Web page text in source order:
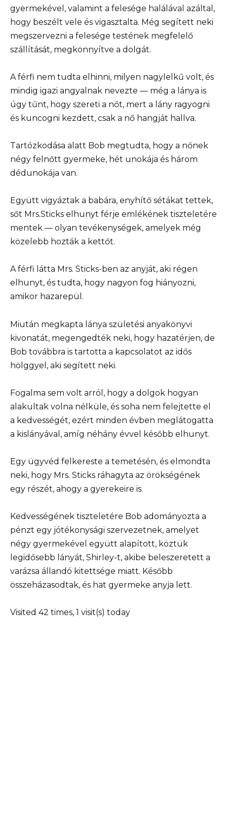
gyermekével, valamint a felesége halálával azáltal,
hogy beszélt vele és vigasztalta. Még segített neki
megszervezni a felesége testének megfelelő
szállítását, megkönnyítve a dolgát.
A férfi nem tudta elhinni, milyen nagylelkű volt, és
mindig igazi angyalnak nevezte — még a lánya is
úgy tűnt, hogy szereti a nőt, mert a lány ragyogni
és kuncogni kezdett, csak a nő hangját hallva.
Tartózkodása alatt Bob megtudta, hogy a nőnek
négy felnőtt gyermeke, hét unokája és három
dédunokája van.
Együtt vigyáztak a babára, enyhítő sétákat tettek,
sőt Mrs.Sticks elhunyt férje emlékének tiszteletére
mentek — olyan tevékenységek, amelyek még
közelebb hozták a kettőt.
A férfi látta Mrs. Sticks-ben az anyját, aki régen
elhunyt, és tudta, hogy nagyon fog hiányozni,
amikor hazarepül.
Miután megkapta lánya születési anyakönyvi
kivonatát, megengedték neki, hogy hazatérjen, de
Bob továbbra is tartotta a kapcsolatot az idős
hölggyel, aki segített neki.
Fogalma sem volt arról, hogy a dolgok hogyan
alakultak volna nélküle, és soha nem felejtette el
a kedvességét, ezért minden évben meglátogatta
a kislányával, amíg néhány évvel később elhunyt.
Egy ügyvéd felkereste a temetésén, és elmondta
neki, hogy Mrs. Sticks ráhagyta az örökségének
egy részét, ahogy a gyerekeire is.
Kedvességének tiszteletére Bob adományozta a
pénzt egy jótékonysági szervezetnek, amelyet
négy gyermekével együtt alapított, köztük
legidősebb lányát, Shirley-t, akibe beleszeretett a
varázsa állandó kitettsége miatt. Később
összeházasodtak, és hat gyermeke anyja lett.
Visited 42 times, 1 visit(s) today